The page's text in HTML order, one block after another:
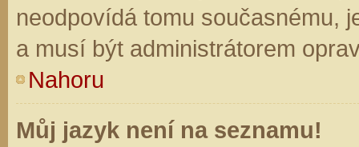
neodpovídá tomu současnému,
a musí být administrátorem
Nahoru
Můj jazyk není na seznamu!